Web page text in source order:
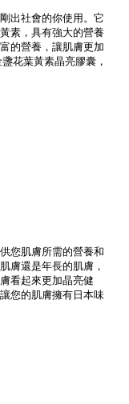
出社會的你使用。它
素，具有強大的營養
的營養，讓肌膚更加
花葉黃素晶亮膠囊，
您肌膚所需的營養和
膚還是年長的肌膚，
看起來更加晶亮健
您的肌膚擁有日本味